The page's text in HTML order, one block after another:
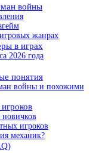
войны
жанрах
в играх
2026 года
понятия
войны и похожими
игроков
механик?